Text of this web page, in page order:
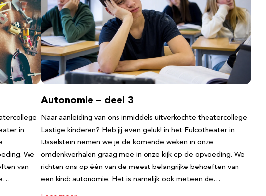
in
We
van
Autonomie – deel 3
Naar aanleiding van ons inmiddels uitverkochte theatercollege
Lastige kinderen? Heb jij even geluk! in het Fulcotheater in
IJsselstein nemen we je de komende weken in onze
omdenkverhalen graag mee in onze kijk op de opvoeding. We
richten ons op één van de meest belangrijke behoeften van
een kind: autonomie. Het is namelijk ook meteen de…